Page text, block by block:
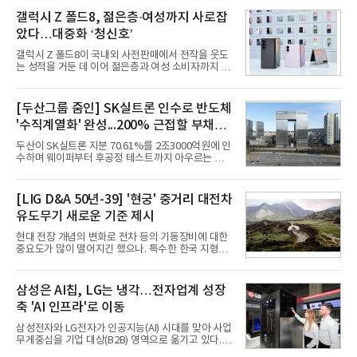
갤럭시 Z 폴드8, 젊은층·여성까지 사로잡
았다…대중화 ‘청신호’
갤럭시 Z 폴드8이 국내외 사전판매에서 전작을 웃도
는 성적을 거둔 데 이어 젊은층과 여성 소비자까지 빠
산성을 앞세운 기존 폴드의 소비자층에서 벗어나 디
자인과 휴대성을 강화하면서 폴더블폰의 대중화를 본
격화하고 있다는 분석이 나온다.10일 카운터포인트
리서치에 따르면 갤럭시 Z8 시리즈의 글로벌 사전판
매량은 전작 대비 30% 이상 증가했다. 국내 사전판매
량은 전작 대비 39% 늘었고 유럽에서도 20% 이상
증가했다. 미국에서도 역대 폴드 시리즈 가운데 가장
폼팩터 변화가 영향
[두산그룹 줌인] SK실트론 인수로 반도체
'수직계열화' 완성...200% 근접할 부채비
율 부담
두산이 SK실트론 지분 70.61%를 2조3000억원에 인
수하며 웨이퍼부터 후공정 테스트까지 아우르는 반도
지난해 5742억원의 순손실을 내며 신용등급 하향검
토 대상에 올라 있다. 두산의 연결 기준 부채비율도 인
수금융 1조원을 가정할 경우 200%에 근접한 191%
까지 오를 것으로 신용평가사들은 추산하고 있다.10
일 금융감독원 전자공시와 업계 등에 따르면 ㈜두산
은 지난달 31일 이사회를 열고 SK㈜가 보유한 SK실
트론 지분 70.61%를 인수하는 주식매매계약(SPA)
다. 매각 대상 지분은 SK㈜가
[LIG D&A 50년-39] '현궁' 중거리 대전차
유도무기 새로운 기준 제시
현대 전장 개념의 변화로 전차 등의 기동장비에 대한
중요도가 많이 떨어지긴 했으나. 특수한 한국 지형을
로 평가되고 있다. 그러나 우리 군이 운용 중인 대전차
무기는 관통력과 유효사거리 모두 만족스럽지 못해
적 전차 파괴에 효과적이지 못했다. 특히 노후화된 대
전차 무기에 대한 군수지원이 미흡해 전력 발휘가 어
려웠다.따라서 부족한 사거리의 한계를 극복하고 아
군의 생존성을 극대화할 수 있는 대전차 유도무기 개
발이 절실했다.2007년부터 국방과학연구소(ADD) 주
삼성은 AI칩, LG는 냉각…전자업계 성장
축 'AI 인프라'로 이동
삼성전자와 LG전자가 인공지능(AI) 시대를 맞아 사업
무게중심을 기업 대상(B2B) 영역으로 옮기고 있다.